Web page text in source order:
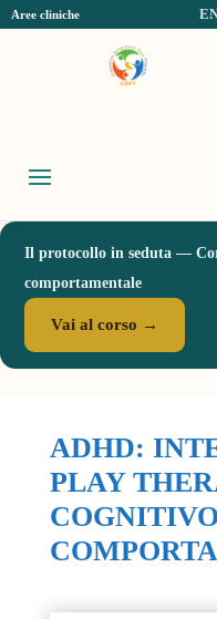
Aree cliniche
Il protocollo in seduta —
comportamentale
Vai al corso →
ADHD:
PLAY